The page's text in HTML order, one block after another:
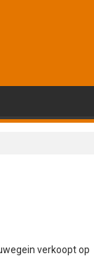
verkoopt op